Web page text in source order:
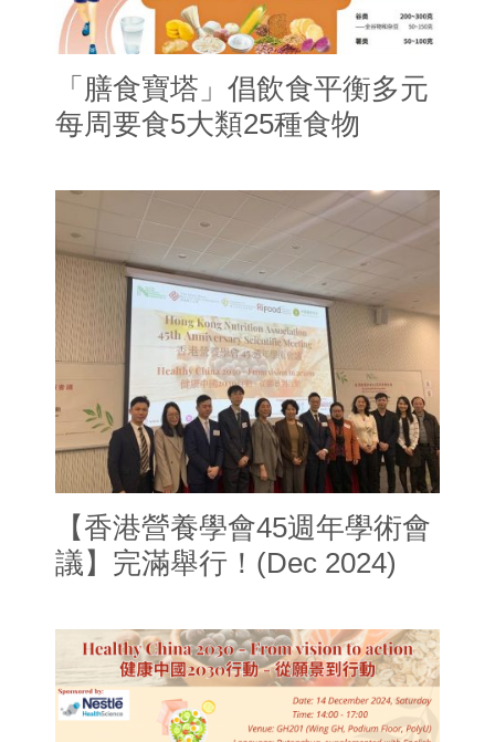
「膳食寶塔」倡飲食平衡多元
每周要食5大類25種食物
【香港營養學會45週年學術會
議】完滿舉行！(Dec 2024)